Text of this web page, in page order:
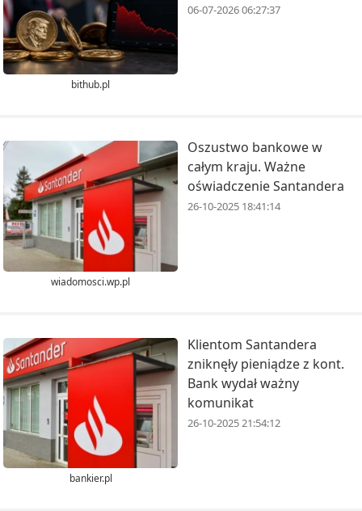
bithub.pl
06-07-2026 06:27:37
wiadomosci.wp.pl
Oszustwo bankowe w
całym kraju. Ważne
oświadczenie Santandera
26-10-2025 18:41:14
bankier.pl
Klientom Santandera
zniknęły pieniądze z kont.
Bank wydał ważny
komunikat
26-10-2025 21:54:12